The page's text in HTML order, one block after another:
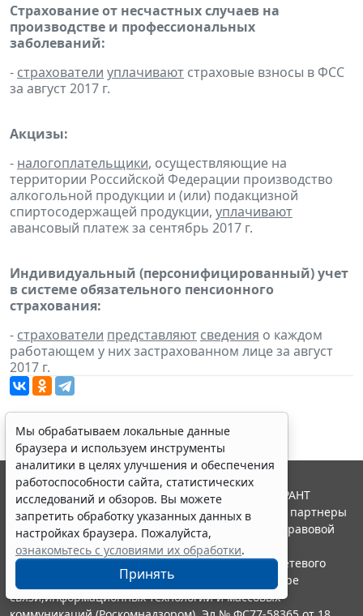
Страхование от несчастных случаев на
производстве и профессиональных
заболеваний:
- страхователи уплачивают страховые взносы в ФСС
за август 2017 г.
Акцизы:
- налогоплательщики, осуществляющие на
территории Российской Федерации производство
алкогольной продукции и (или) подакцизной
спиртосодержащей продукции, уплачивают
авансовый платеж за сентябрь 2017 г.
Индивидуальный (персонифицированный) учет
в системе обязательного пенсионного
страхования:
- страхователи представляют сведения о каждом
работающем у них застрахованном лице за август
2017 г.
Мы обрабатываем локальные данные
браузера и используем инструменты
аналитики в целях улучшения и обеспечения
работоспособности сайта, статистических
исследований и обзоров. Вы можете
запретить обработку указанных данных в
настройках браузера. Пожалуйста,
ознакомьтесь с условиями их обработки.
Принять
© ООО "НПП "ГАРАНТ-СЕРВИС", 2026. Система ГАРАНТ
выпускается с 1990 года. Компания "Гарант" и ее партнеры
являются участниками Российской ассоциации правовой
информации ГАРАНТ.
Портал ГАРАНТ.РУ зарегистрирован в качестве сетевого
издания Федеральной службой по надзору в сфере
связи,информационных технологий и массовых